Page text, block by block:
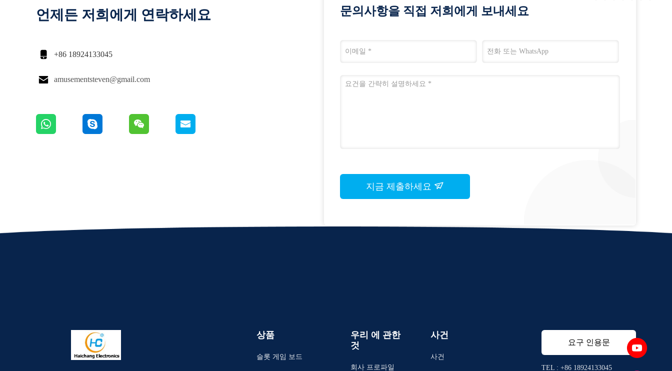
언제든 저희에게 연락하세요
 +86 18924133045
 amusementsteven@gmail.com
문의사항을 직접 저희에게 보내세요
지금 제출하세요
상품
슬롯 게임 보드
우리 에 관한
것
회사 프로파일
사건
사건
요구 인용문
TEL : +86 18924133045